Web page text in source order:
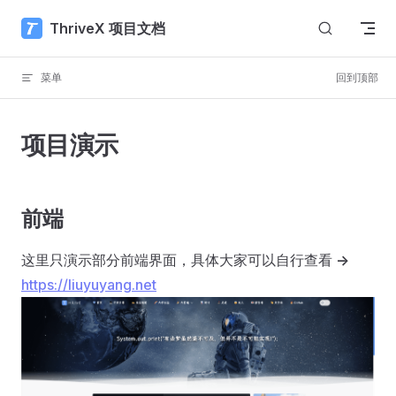
Skip to content
ThriveX 项目文档
菜单 回到顶部
项目演示
前端
这里只演示部分前端界面，具体大家可以自行查看 ->
https://liuyuyang.net